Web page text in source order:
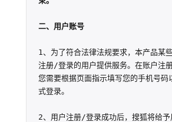
二、用户账号
1、为了符合法律法规要求，本产品某
注册/登录的用户提供服务。在账户注
您需要根据页面指示填写您的手机号码
式登录。
2、用户注册/登录成功后，搜狐将给